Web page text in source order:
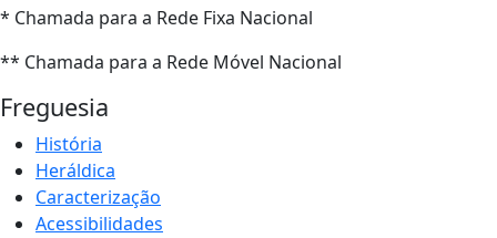
* Chamada para a Rede Fixa Nacional
** Chamada para a Rede Móvel Nacional
Freguesia
História
Heráldica
Caracterização
Acessibilidades